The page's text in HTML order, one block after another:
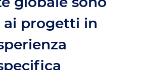
ai progetti in